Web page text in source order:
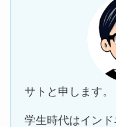
サトと申します。
学生時代はインド